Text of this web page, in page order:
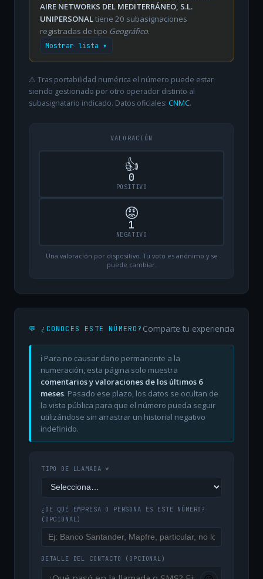
AIRE NETWORKS DEL MEDITERRÁNEO, S.L.
UNIPERSONALtiene 20 subasignaciones
registradas de tipo Geográfico.
Mostrar lista ▾
⚠️ Tras portabilidad numérica el número puede estar
siendo gestionado por otro operador distinto al
subasignatario indicado. Datos oficiales: CNMC.
VALORACIÓN
👍
0
POSITIVO
😡
1
NEGATIVO
Una valoración por dispositivo. Tu voto es anónimo y se
puede cambiar.
💬 ¿CONOCES ESTE NÚMERO? Comparte tu experiencia
ℹ️ Para no causar daño permanente a la
numeración, esta página solo muestra
comentarios y valoraciones de los últimos 6
meses. Pasado ese plazo, los datos se ocultan de
la vista pública para que el número pueda seguir
utilizándose sin arrastrar un historial negativo
indefinido.
TIPO DE LLAMADA *
¿DE QUÉ EMPRESA O PERSONA ES ESTE NÚMERO?
(OPCIONAL)
DETALLE DEL CONTACTO (OPCIONAL)